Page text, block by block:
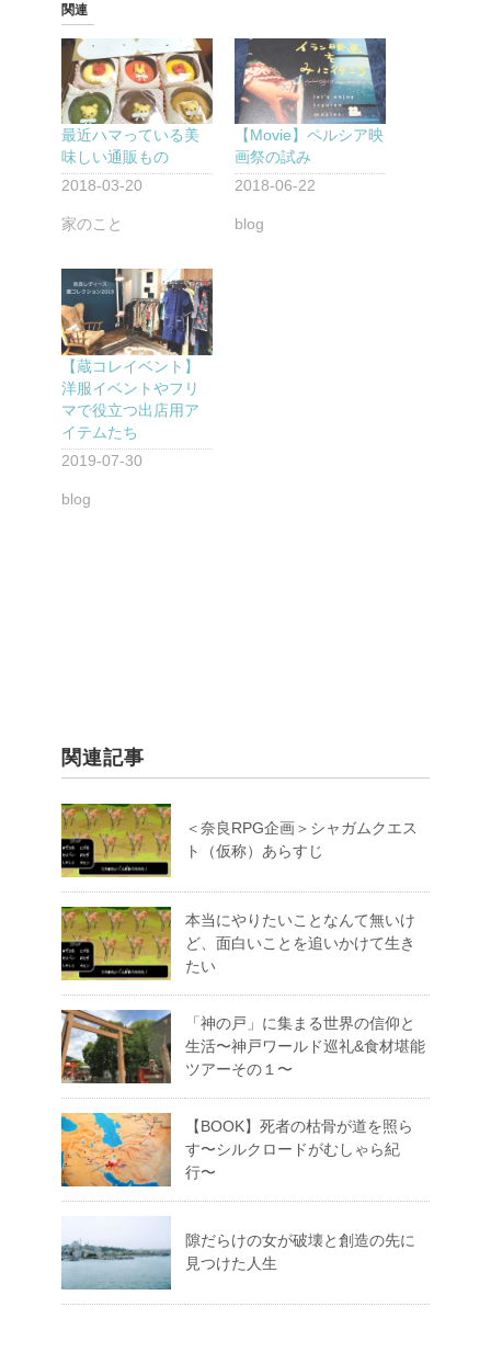
関連
最近ハマっている美
味しい通販もの
2018-03-20
家のこと
【Movie】ペルシア映
画祭の試み
2018-06-22
blog
【蔵コレイベント】
洋服イベントやフリ
マで役立つ出店用ア
イテムたち
2019-07-30
blog
関連記事
＜奈良RPG企画＞シャガムクエス
ト（仮称）あらすじ
本当にやりたいことなんて無いけ
ど、面白いことを追いかけて生き
たい
「神の戸」に集まる世界の信仰と
生活〜神戸ワールド巡礼&食材堪能
ツアーその１〜
【BOOK】死者の枯骨が道を照ら
す〜シルクロードがむしゃら紀
行〜
隙だらけの女が破壊と創造の先に
見つけた人生